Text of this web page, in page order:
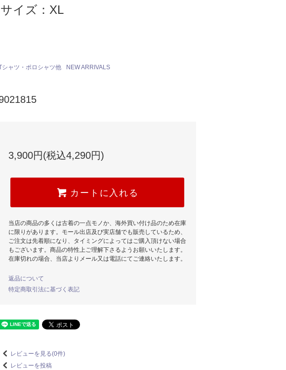
サイズ：XL
シャツ・ポロシャツ他 NEW ARRIVALS
3,900円(税込4,290円)
カートに入れる
当店の商品の多くは古着の一点モノか、海外買い付け品のため在庫
に限りがあります。モール出店及び実店舗でも販売しているため、
ご注文は先着順になり、タイミングによってはご購入頂けない場合
もございます。商品の特性上ご理解下さるようお願いいたします。
在庫切れの場合、当店よりメール又は電話にてご連絡いたします。
返品について
特定商取引法に基づく表記
レビューを見る(0件)
レビューを投稿